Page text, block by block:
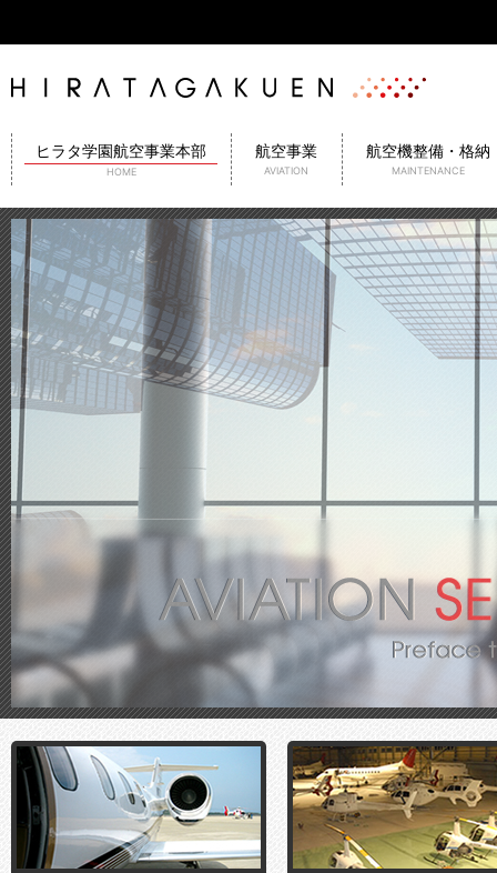
ヒラタ学園航空事業本部
HOME
航空事業
AVIATION
航空機整備・格納
MAINTENANCE